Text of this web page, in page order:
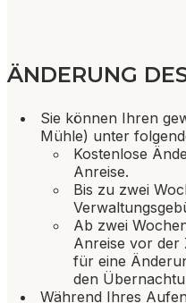
ÄNDERUNG
Sie können Ihren
Mühle) unter
Kostenlose
Anreise.
Bis zu zwei
Ab zwei
Anreise vor der
für eine
den
Während Ihres